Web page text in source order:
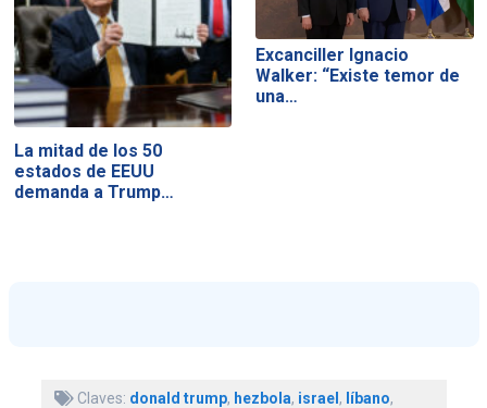
La mitad de los 50
estados de EEUU
demanda a Trump…
Excanciller Ignacio
Walker: “Existe temor de
una…
Claves: donald trump, hezbola, israel, líbano,